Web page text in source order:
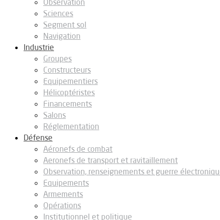
Observation
Sciences
Segment sol
Navigation
Industrie
Groupes
Constructeurs
Equipementiers
Hélicoptéristes
Financements
Salons
Réglementation
Défense
Aéronefs de combat
Aeronefs de transport et ravitaillement
Observation, renseignements et guerre
Equipements
Armements
Opérations
Institutionnel et politique